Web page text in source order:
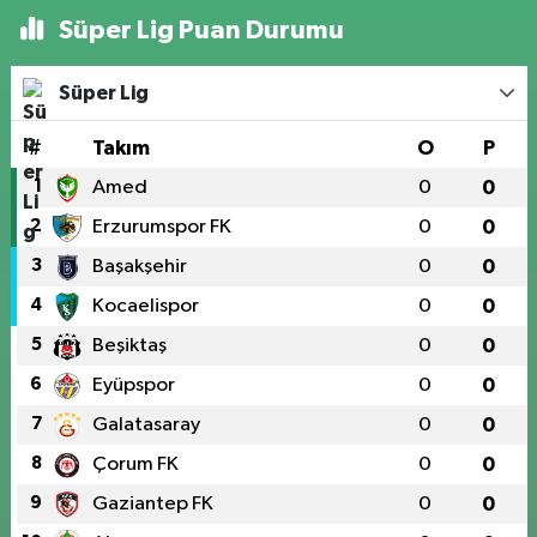
Süper Lig Puan Durumu
Süper Lig
# Takım O P
1 Amed 0 0
2 Erzurumspor FK 0 0
3 Başakşehir 0 0
4 Kocaelispor 0 0
5 Beşiktaş 0 0
6 Eyüpspor 0 0
7 Galatasaray 0 0
8 Çorum FK 0 0
9 Gaziantep FK 0 0